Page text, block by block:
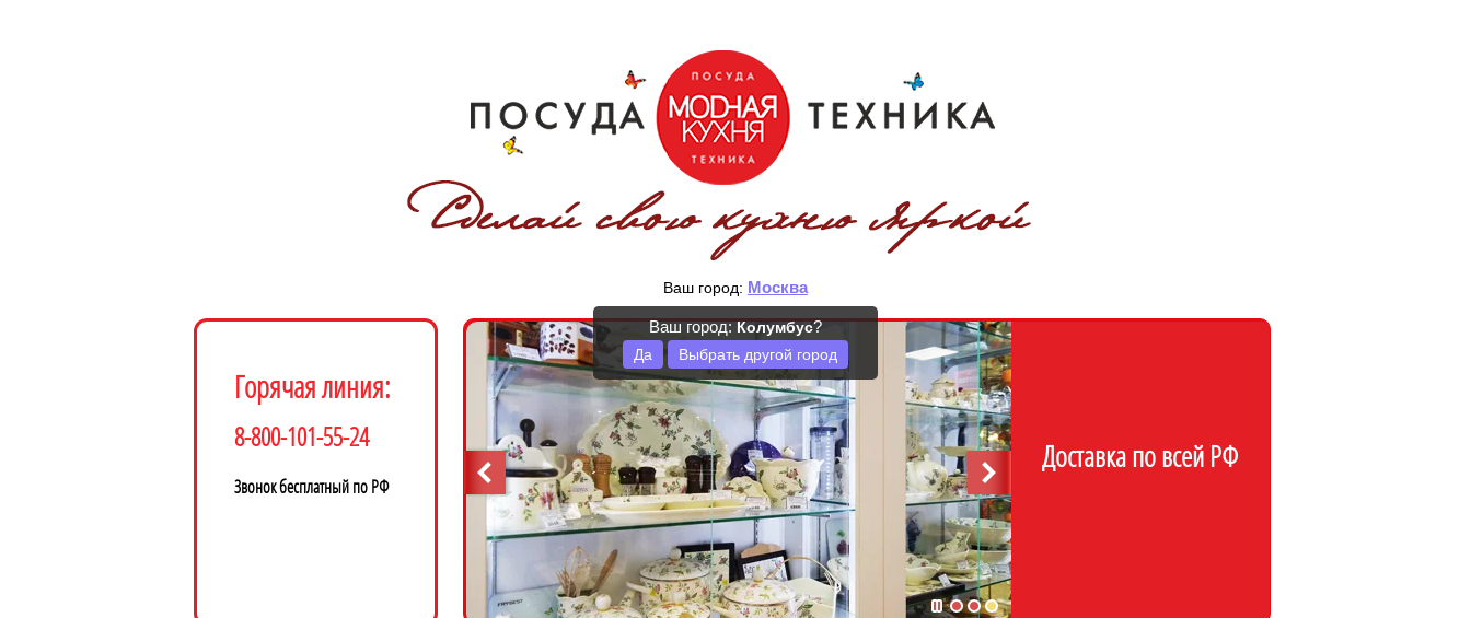
Ваш город: Москва
Ваш город:Колумбус?
Да Выбрать другой город
Горячая линия:
8-800-101-55-24
Звонок бесплатный по РФ
Доставка по всей РФ